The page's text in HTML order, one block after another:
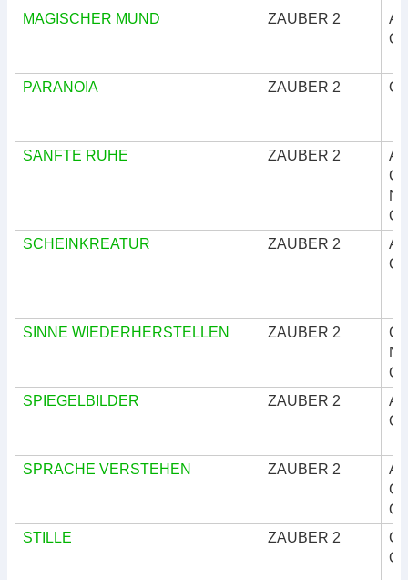
MAGISCHER MUND ZAUBER 2
PARANOIA ZAUBER 2
SANFTE RUHE ZAUBER 2
SCHEINKREATUR
ZAUBER 2
SINNE WIEDERHERSTELLEN ZAUBER 2
SPIEGELBILDER
ZAUBER 2
SPRACHE VERSTEHEN ZAUBER 2
STILLE
ZAUBER 2